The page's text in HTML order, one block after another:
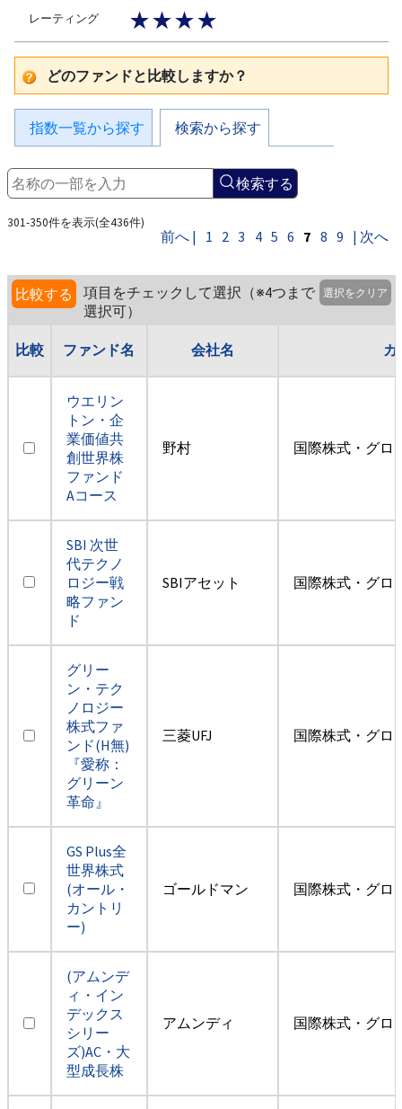
レーティング ★★★★
どのファンドと比較しますか？
指数一覧から探す 検索から探す
検索する
301-350件を表示(全436件)
前へ | 1 2 3 4 5 6 7 8 9 | 次へ
比較する
項目をチェックして選択（※4つまで
選択可）
選択をクリア
比較 ファンド名 会社名 カ
ウエリン
トン・企
業価値共
創世界株
ファンド
Aコース
野村 国際株式・グロ
SBI 次世
代テクノ
ロジー戦
略ファン
ド
SBIアセット 国際株式・グロ
グリー
ン・テク
ノロジー
株式ファ
ンド(H無)
『愛称：
グリーン
革命』
三菱UFJ 国際株式・グロ
GS Plus全
世界株式
(オール・
カントリ
ー)
ゴールドマン 国際株式・グロ
(アムンデ
ィ・イン
デックス
シリー
ズ)AC・大
型成長株
アムンディ 国際株式・グロ